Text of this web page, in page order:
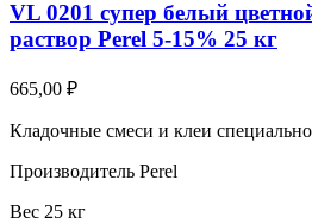
VL 0201 супер белый
раствор Perel 5-15% 25 кг
665,00 ₽
Кладочные смеси и клеи
Производитель Perel
Вес 25 кг